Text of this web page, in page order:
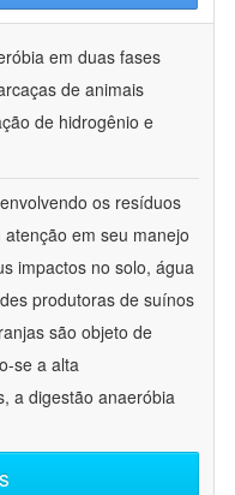
em duas fases
de animais
de hidrogênio e
os resíduos
em seu manejo
impactos no solo, água
produtoras de suínos
são objeto de
se a alta
a digestão anaeróbia